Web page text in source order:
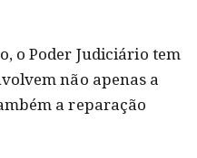
o Poder Judiciário tem
não apenas a
a reparação